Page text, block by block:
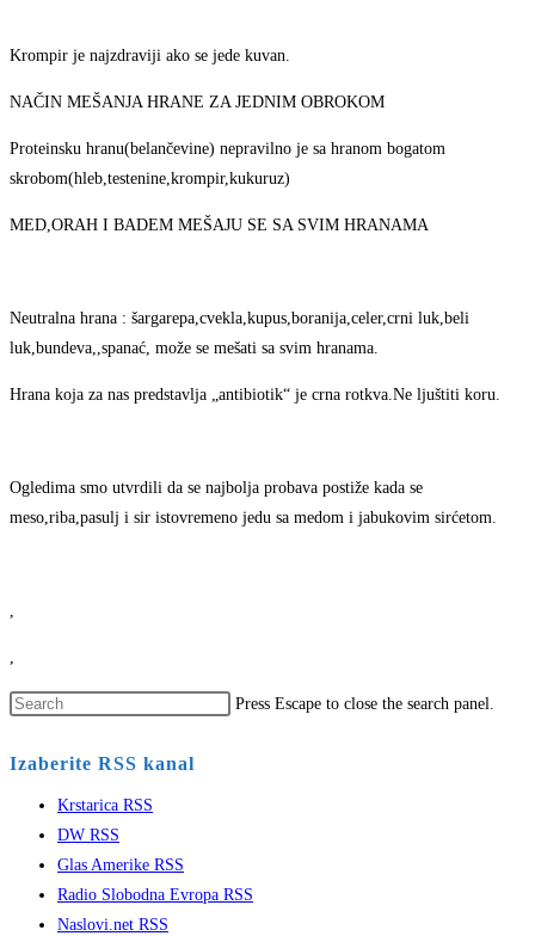
Krompir je najzdraviji ako se jede kuvan.
NAČIN MEŠANJA HRANE ZA JEDNIM OBROKOM
Proteinsku hranu(belančevine) nepravilno je sa hranom bogatom
skrobom(hleb,testenine,krompir,kukuruz)
MED,ORAH I BADEM MEŠAJU SE SA SVIM HRANAMA
Neutralna hrana : šargarepa,cvekla,kupus,boranija,celer,crni luk,beli
luk,bundeva,,spanać, može se mešati sa svim hranama.
Hrana koja za nas predstavlja „antibiotik“ je crna rotkva.Ne ljuštiti koru.
Ogledima smo utvrdili da se najbolja probava postiže kada se
meso,riba,pasulj i sir istovremeno jedu sa medom i jabukovim sirćetom.
,
,
Press Escape to close the search panel.
Izaberite RSS kanal
Krstarica RSS
DW RSS
Glas Amerike RSS
Radio Slobodna Evropa RSS
Naslovi.net RSS